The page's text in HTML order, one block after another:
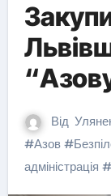
Від
#Азов#
адміністрація #